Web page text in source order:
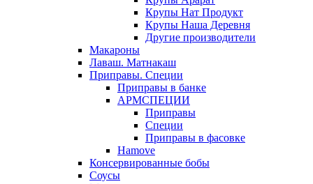
Крупы Нат Продукт
Крупы Наша Деревня
Другие производители
Макароны
Лаваш. Матнакаш
Приправы. Специи
Приправы в банке
АРМСПЕЦИИ
Приправы
Специи
Приправы в фасовке
Hamove
Консервированные бобы
Соусы